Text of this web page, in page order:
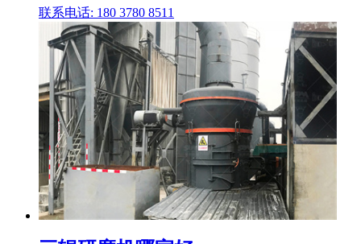
联系电话: 180 3780 8511